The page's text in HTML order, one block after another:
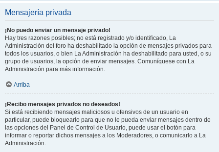
Mensajería privada
¡No puedo enviar un mensaje privado!
Hay tres razones posibles; no está registrado y/o identificado, La
Administración del foro ha deshabilitado la opción de mensajes privados para
todos los usuarios, o bien La Administración ha deshabilitado para usted, o su
grupo de usuarios, la opción de enviar mensajes. Comuníquese con La
Administración para más información.
Arriba
¡Recibo mensajes privados no deseados!
Si está recibiendo mensajes maliciosos u ofensivos de un usuario en
particular, puede bloquearlo para que no le pueda enviar mensajes dentro de
las opciones del Panel de Control de Usuario, puede usar el botón para
informar o reportar dichos mensajes a los Moderadores, o comunicarlo a La
Administración.